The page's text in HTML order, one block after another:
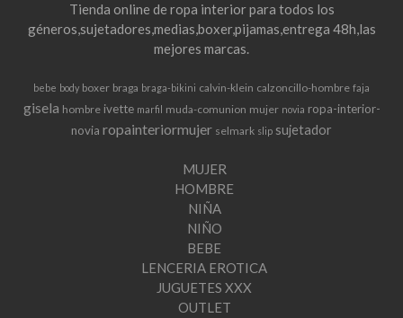
Tienda online de ropa interior para todos los
géneros,sujetadores,medias,boxer,pijamas,entrega 48h,las
mejores marcas.
bebe body boxer braga braga-bikini calvin-klein calzoncillo-hombre faja
gisela hombre ivette marfil muda-comunion mujer novia ropa-interior-
novia ropainteriormujer selmark slip sujetador
MUJER
HOMBRE
NIÑA
NIÑO
BEBE
LENCERIA EROTICA
JUGUETES XXX
OUTLET